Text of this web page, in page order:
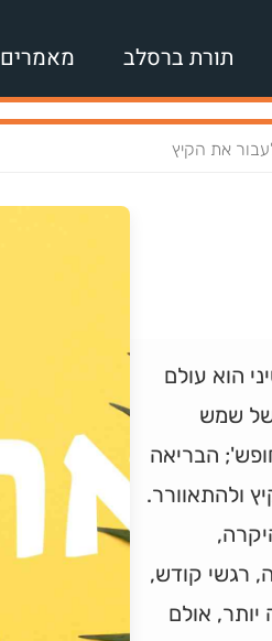
תורת ברסלב מאמרים
את הקיץ
הוא עולם
של שמש
הבריאה
ולהתאוורר.
רגשי קודש,
אולם